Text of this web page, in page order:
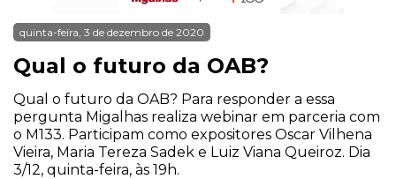
quinta-feira, 3 de dezembro de 2020
Qual o futuro da OAB?
Qual o futuro da OAB? Para responder a essa
pergunta Migalhas realiza webinar em parceria com
o M133. Participam como expositores Oscar Vilhena
Vieira, Maria Tereza Sadek e Luiz Viana Queiroz. Dia
3/12, quinta-feira, às 19h.